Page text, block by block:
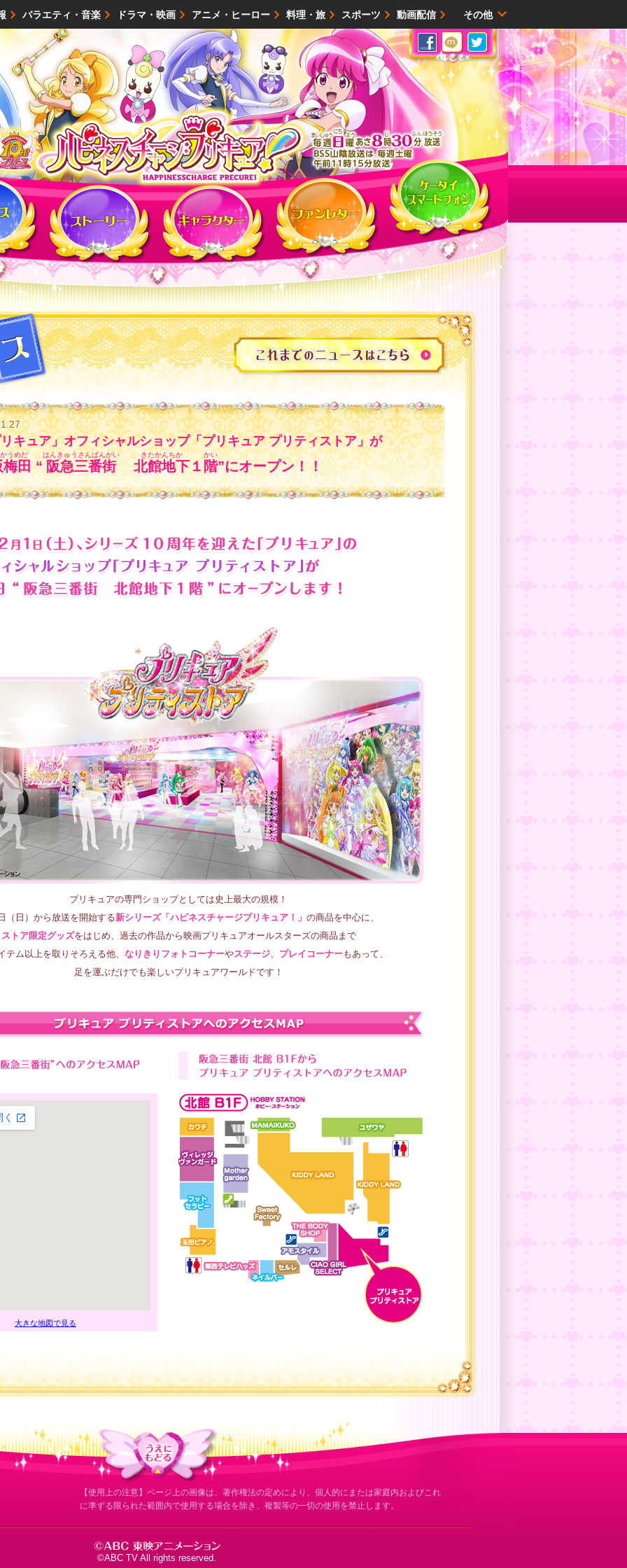
バラエティ・音楽 ドラマ・映画 アニメ・ヒーロー 料理・旅 スポーツ 動画配信
映画・試写会 会社情報 サイトマップ
その他
キュア」オフィシャルショップ「プリキュア プリティストア」が
梅田“ 阪急三番街 北館地下１階”にオープン！！
プリキュアの専門ショップとしては史上最大の規模！
（日）から放送を開始する新シリーズ「ハピネスチャージプリキュア！」 の商品を中心に、
ストア限定グッズをはじめ、過去の作品から映画プリキュアオールスターズの商品まで
テム以上を取りそろえる他、 なりきりフォトコーナーやステージ、 プレイコーナーもあって、
足を運ぶだけでも楽しいプリキュアワールドです！
大きな地図で見る
【使用上の注意】ページ上の画像は、著作権法の定めにより、個人的にまたは家庭内およびこれ
に準ずる限られた範囲内で使用する場合を除き、複製等の一切の使用を禁止します。
©ABC TV All rights reserved.